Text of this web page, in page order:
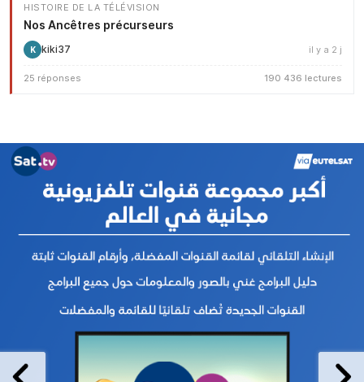
HISTOIRE DE LA TÉLÉVISION
Nos Ancêtres précurseurs
K kiki37 il y a 2 j
25 réponses 190 436 lectures